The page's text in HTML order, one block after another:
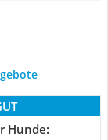
Hunde: